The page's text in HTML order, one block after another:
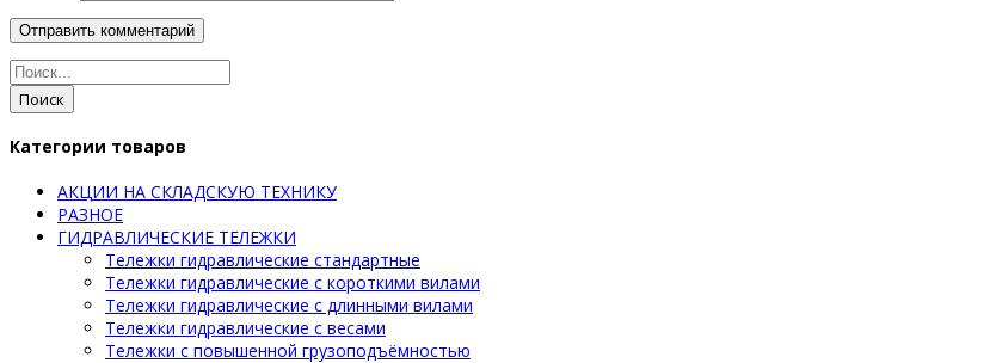
Поиск
Категории товаров
АКЦИИ НА СКЛАДСКУЮ ТЕХНИКУ
РАЗНОЕ
ГИДРАВЛИЧЕСКИЕ ТЕЛЕЖКИ
Тележки гидравлические стандартные
Тележки гидравлические с короткими вилами
Тележки гидравлические с длинными вилами
Тележки гидравлические с весами
Тележки с повышенной грузоподъёмностью